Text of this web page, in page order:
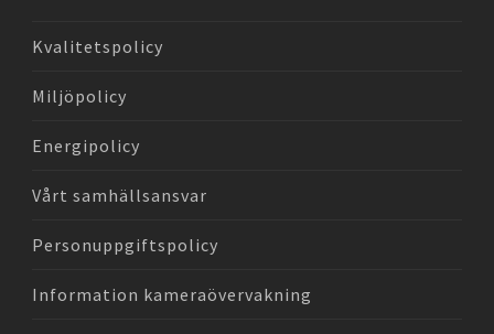
Kvalitetspolicy
Miljöpolicy
Energipolicy
Vårt samhällsansvar
Personuppgiftspolicy
Information kameraövervakning